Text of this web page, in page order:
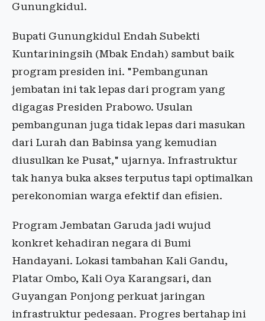
Gunungkidul.
Bupati Gunungkidul Endah Subekti
Kuntariningsih (Mbak Endah) sambut baik
program presiden ini. "Pembangunan
jembatan ini tak lepas dari program yang
digagas Presiden Prabowo. Usulan
pembangunan juga tidak lepas dari masukan
dari Lurah dan Babinsa yang kemudian
diusulkan ke Pusat," ujarnya. Infrastruktur
tak hanya buka akses terputus tapi optimalkan
perekonomian warga efektif dan efisien.
Program Jembatan Garuda jadi wujud
konkret kehadiran negara di Bumi
Handayani. Lokasi tambahan Kali Gandu,
Platar Ombo, Kali Oya Karangsari, dan
Guyangan Ponjong perkuat jaringan
infrastruktur pedesaan. Progres bertahap ini